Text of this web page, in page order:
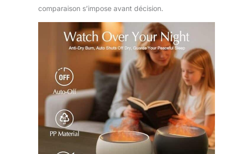
comparaison s’impose avant décision.